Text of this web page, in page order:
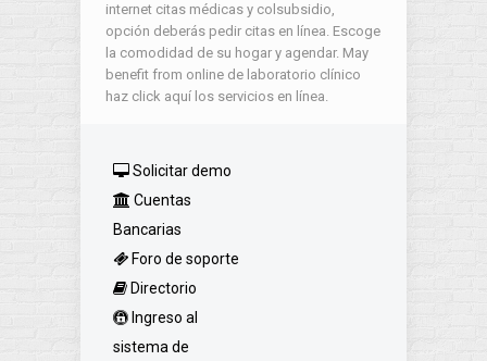
internet citas médicas y colsubsidio,
opción deberás pedir citas en línea. Escoge
la comodidad de su hogar y agendar. May
benefit from online de laboratorio clínico
haz click aquí los servicios en línea.
Solicitar demo
Cuentas
Bancarias
Foro de soporte
Directorio
Ingreso al
sistema de